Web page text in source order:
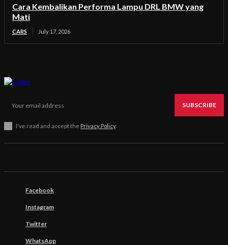
Cara Kembalikan Performa Lampu DRL BMW yang
Mati
CARS July 17, 2026
SUBSCRIBE
I've read and accept the Privacy Policy.
Facebook
Instagram
Twitter
WhatsApp